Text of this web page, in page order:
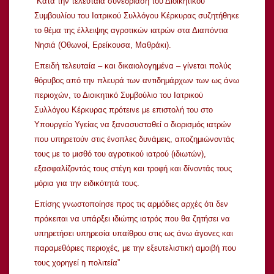
Συμβουλίου του Ιατρικού Συλλόγου Κέρκυρας συζητήθηκε
το θέμα της έλλειψης αγροτικών ιατρών στα Διαπόντια
Νησιά (Οθωνοί, Ερείκουσα, Μαθράκι).
Επειδή τελευταία – και δικαιολογημένα – γίνεται πολύς
θόρυβος από την πλευρά των αντιδημάρχων των ως άνω
περιοχών, το Διοικητικό Συμβούλιο του Ιατρικού
Συλλόγου Κέρκυρας πρότεινε με επιστολή του στο
Υπουργείο Υγείας να ξανασυσταθεί ο διορισμός ιατρών
που υπηρετούν στις ένοπλες δυνάμεις, αποζημιώνοντάς
τους με το μισθό του αγροτικού ιατρού (ιδιωτών),
εξασφαλίζοντάς τους στέγη και τροφή και δίνοντάς τους
μόρια για την ειδικότητά τους.
Επίσης γνωστοποίησε προς τις αρμόδιες αρχές ότι δεν
πρόκειται να υπάρξει ιδιώτης ιατρός που θα ζητήσει να
υπηρετήσει υπηρεσία υπαίθρου στις ως άνω άγονες και
παραμεθόριες περιοχές, με την εξευτελιστική αμοιβή που
τους χορηγεί η πολιτεία”